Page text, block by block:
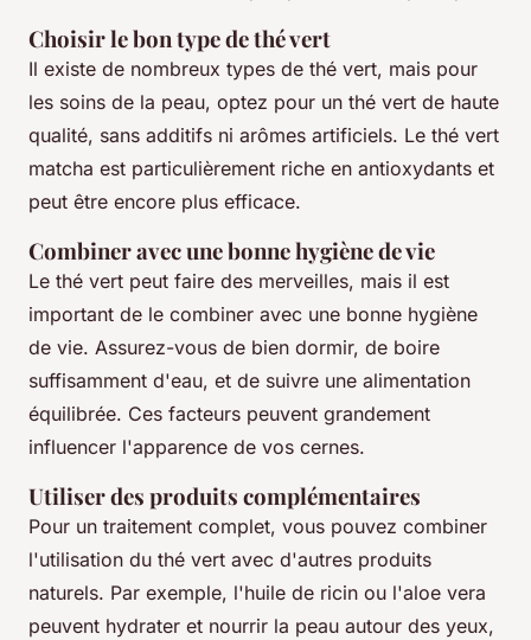
Choisir le bon type de thé vert
Il existe de nombreux types de thé vert, mais pour
les soins de la peau, optez pour un thé vert de haute
qualité, sans additifs ni arômes artificiels. Le thé vert
matcha est particulièrement riche en antioxydants et
peut être encore plus efficace.
Combiner avec une bonne hygiène de vie
Le thé vert peut faire des merveilles, mais il est
important de le combiner avec une bonne hygiène
de vie. Assurez-vous de bien dormir, de boire
suffisamment d'eau, et de suivre une alimentation
équilibrée. Ces facteurs peuvent grandement
influencer l'apparence de vos cernes.
Utiliser des produits complémentaires
Pour un traitement complet, vous pouvez combiner
l'utilisation du thé vert avec d'autres produits
naturels. Par exemple, l'huile de ricin ou l'aloe vera
peuvent hydrater et nourrir la peau autour des yeux,